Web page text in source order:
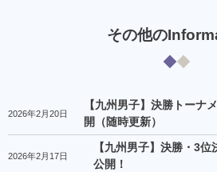
その他の
2026年2月20日
【九州男子】決勝トーナ
開（随時更新）
2026年2月17日
【九州男子】決勝・3
公開！